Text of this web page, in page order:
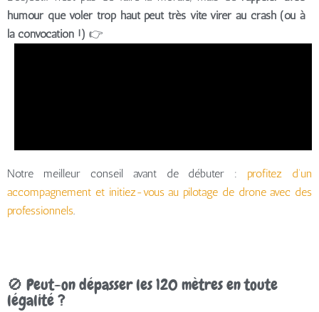
humour que voler trop haut peut très vite virer au crash (ou à
la convocation !) 👉
Notre meilleur conseil avant de débuter : profitez d’un
accompagnement et initiez-vous au pilotage de drone avec des
professionnels.
🚫 Peut-on dépasser les 120 mètres en toute
légalité ?